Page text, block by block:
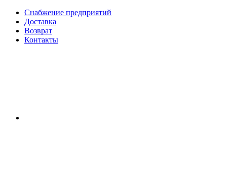
Снабжение предприятий
Доставка
Возврат
Контакты